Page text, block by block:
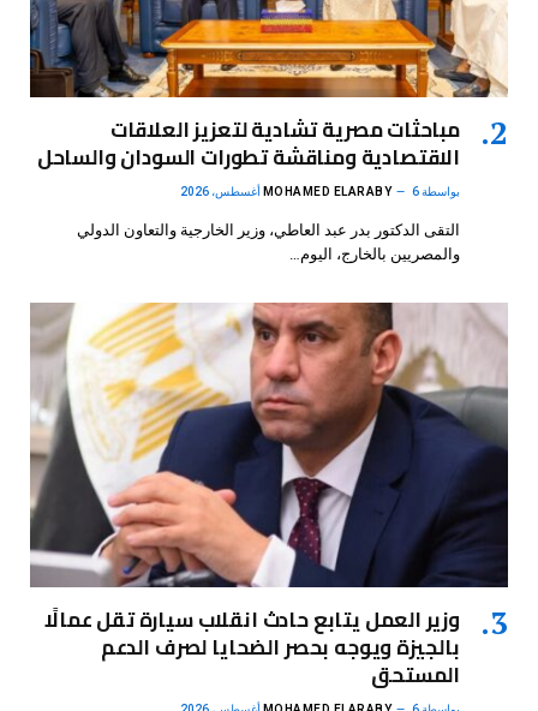
مباحثات مصرية تشادية لتعزيز العلاقات
الاقتصادية ومناقشة تطورات السودان والساحل
بواسطة MOHAMED ELARABY 6 أغسطس، 2026
التقى الدكتور بدر عبد العاطي، وزير الخارجية والتعاون الدولي
والمصريين بالخارج، اليوم…
وزير العمل يتابع حادث انقلاب سيارة تقل عمالًا
بالجيزة ويوجه بحصر الضحايا لصرف الدعم
المستحق